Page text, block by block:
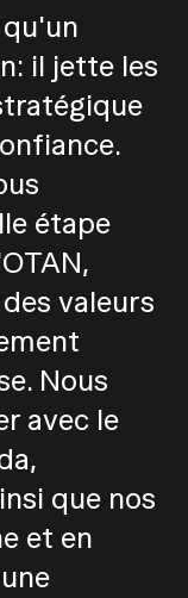
qu'un
il jette les
étape
valeurs
Nous
avec le
que nos
et en